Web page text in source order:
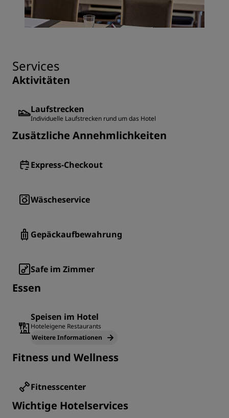
Services
Aktivitäten
Laufstrecken
Individuelle Laufstrecken rund um das Hotel
Zusätzliche Annehmlichkeiten
Express-Checkout
Wäscheservice
Gepäckaufbewahrung
Safe im Zimmer
Essen
Speisen im Hotel
Hoteleigene Restaurants
Weitere Informationen
Fitness und Wellness
Fitnesscenter
Wichtige Hotelservices